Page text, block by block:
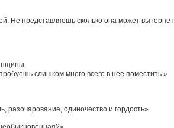
Не представляешь сколько она может
слишком много всего в неё поместить.»
разочарование, одиночество и гордость»